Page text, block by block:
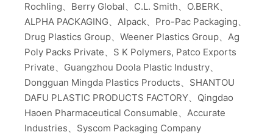
Rochling、Berry Global、C.L. Smith、O.BERK、
ALPHA PACKAGING、Alpack、Pro-Pac Packaging、
Drug Plastics Group、Weener Plastics Group、Ag
Poly Packs Private、S K Polymers, Patco Exports
Private、Guangzhou Doola Plastic Industry、
Dongguan Mingda Plastics Products、SHANTOU
DAFU PLASTIC PRODUCTS FACTORY、Qingdao
Haoen Pharmaceutical Consumable、Accurate
Industries、Syscom Packaging Company